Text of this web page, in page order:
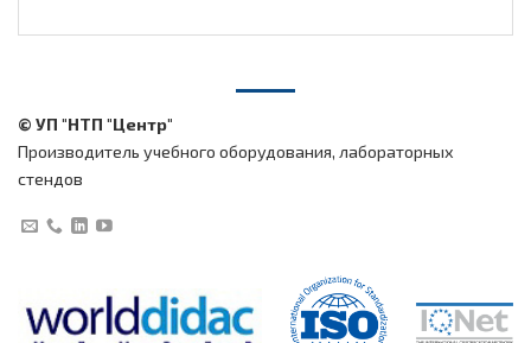
© УП "НТП "Центр"
Производитель учебного оборудования, лабораторных
стендов